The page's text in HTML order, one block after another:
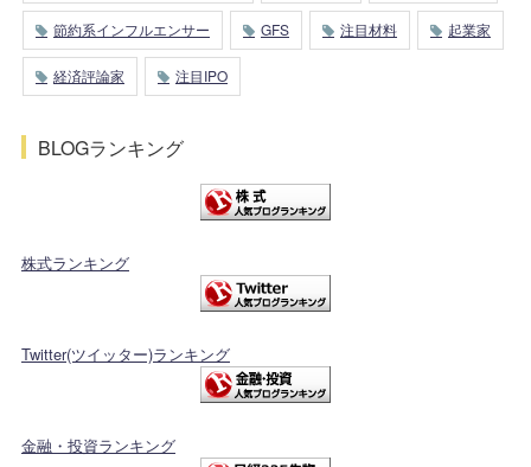
節約系インフルエンサー GFS 注目材料 起業家
経済評論家 注目IPO
BLOGランキング
株式ランキング
Twitter(ツイッター)ランキング
金融・投資ランキング